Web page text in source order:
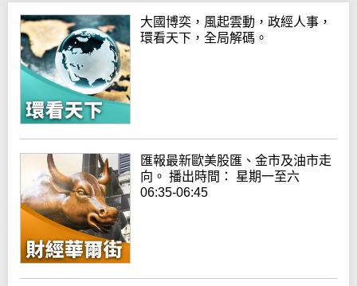
大國博奕，風起雲動，政經人事，
環看天下，全局解碼。
匯報最新歐美股匯、金市及油市走
向。 播出時間： 星期一至六
06:35-06:45